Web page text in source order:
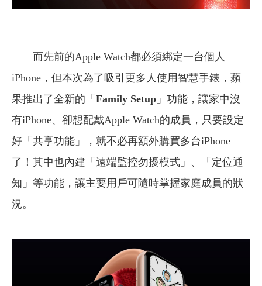
而先前的Apple Watch都必須綁定一台個人
iPhone，但本次為了吸引更多人使用智慧手錶，蘋
果推出了全新的「 Family Setup 」功能，讓家中沒
有iPhone、卻想配戴Apple Watch的成員，只要設定
好「共享功能」，就不必再額外購買多台iPhone
了！其中也內建「遠端監控勿擾模式」、「定位通
知」等功能，讓主要用戶可隨時掌握家庭成員的狀
況。